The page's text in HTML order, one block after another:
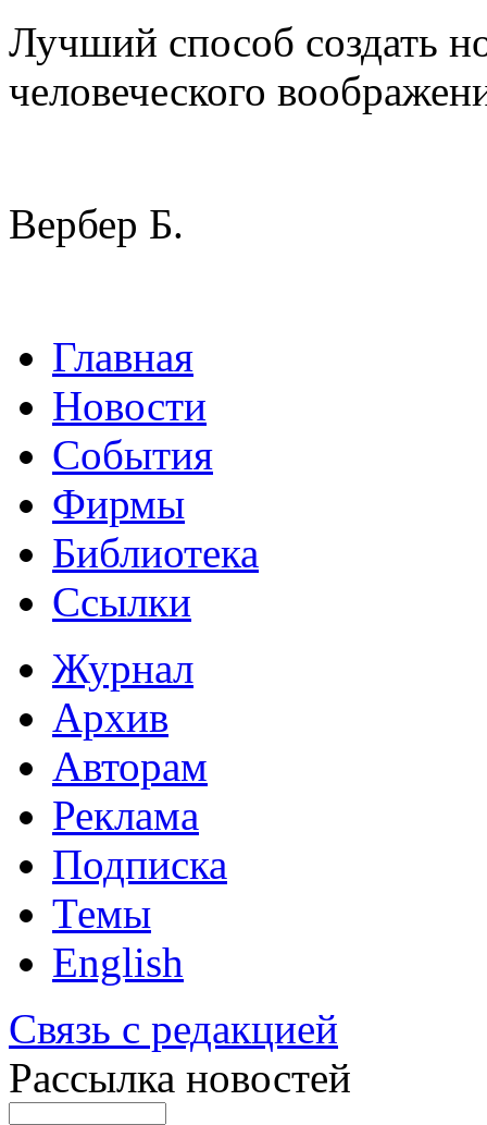
Лучший способ создать
человеческого
Вербер Б.
Главная
Новости
События
Фирмы
Библиотека
Ссылки
Журнал
Архив
Авторам
Реклама
Подписка
Темы
English
Связь с редакцией
Рассылка новостей